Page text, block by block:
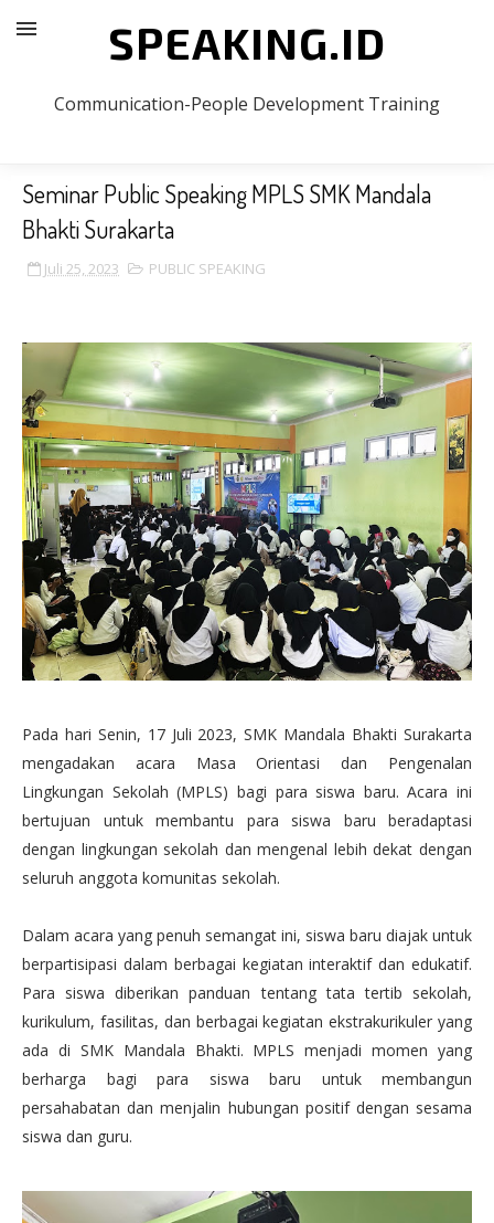
SPEAKING.ID
Communication-People Development Training
Seminar Public Speaking MPLS SMK Mandala
Bhakti Surakarta
Juli 25, 2023 PUBLIC SPEAKING
Pada hari Senin, 17 Juli 2023, SMK Mandala Bhakti Surakarta
mengadakan acara Masa Orientasi dan Pengenalan
Lingkungan Sekolah (MPLS) bagi para siswa baru. Acara ini
bertujuan untuk membantu para siswa baru beradaptasi
dengan lingkungan sekolah dan mengenal lebih dekat dengan
seluruh anggota komunitas sekolah.
Dalam acara yang penuh semangat ini, siswa baru diajak untuk
berpartisipasi dalam berbagai kegiatan interaktif dan edukatif.
Para siswa diberikan panduan tentang tata tertib sekolah,
kurikulum, fasilitas, dan berbagai kegiatan ekstrakurikuler yang
ada di SMK Mandala Bhakti. MPLS menjadi momen yang
berharga bagi para siswa baru untuk membangun
persahabatan dan menjalin hubungan positif dengan sesama
siswa dan guru.